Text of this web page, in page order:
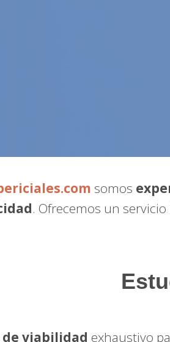
somos
. Ofrecemos un servicio
viabilidad exhaustivo